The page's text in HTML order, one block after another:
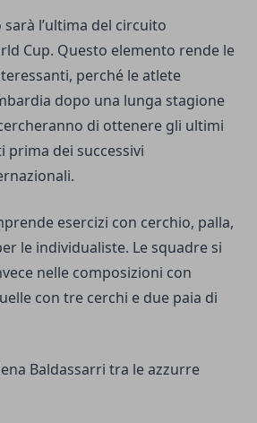
l’ultima del circuito
Cup. Questo elemento rende le
perché le atlete
dopo una lunga stagione
di ottenere gli ultimi
dei successivi
esercizi con cerchio, palla,
le individualiste. Le squadre si
nelle composizioni con
con tre cerchi e due paia di
Baldassarri tra le azzurre